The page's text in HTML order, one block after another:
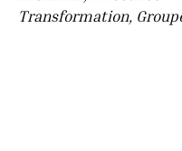
Transformation,